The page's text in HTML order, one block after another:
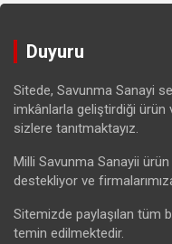
Duyuru
Sitede, Savunma Sanayi
imkânlarla geliştirdiği ürün
sizlere tanıtmaktayız.
Milli Savunma Sanayii
destekliyor ve
Sitemizde paylaşılan tüm
temin edilmektedir.